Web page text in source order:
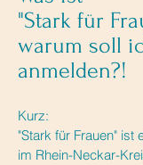
"Stark für
warum soll
anmelden?!
Kurz:
"Stark für Frauen" ist
im Rhein-Neckar-